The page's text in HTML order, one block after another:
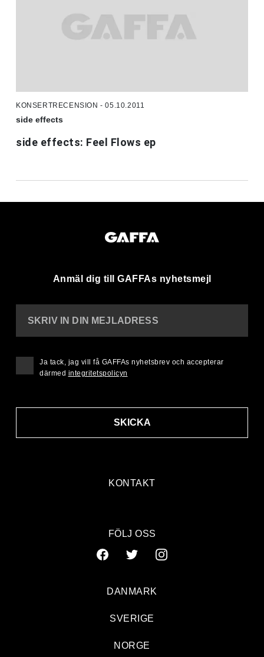
KONSERTRECENSION - 05.10.2011
side effects
side effects: Feel Flows ep
Anmäl dig till GAFFAs nyhetsmejl
KONTAKT
SKRIV IN DIN MEJLADRESS
SKICKA
Ja tack, jag vill få GAFFAs nyhetsbrev och accepterar
därmed integritetspolicyn
FÖLJ OSS
DANMARK
SVERIGE
NORGE